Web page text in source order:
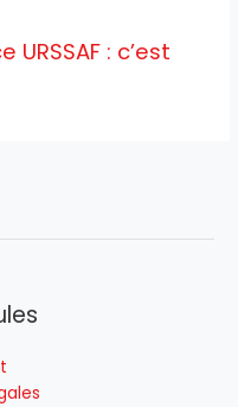
: c’est